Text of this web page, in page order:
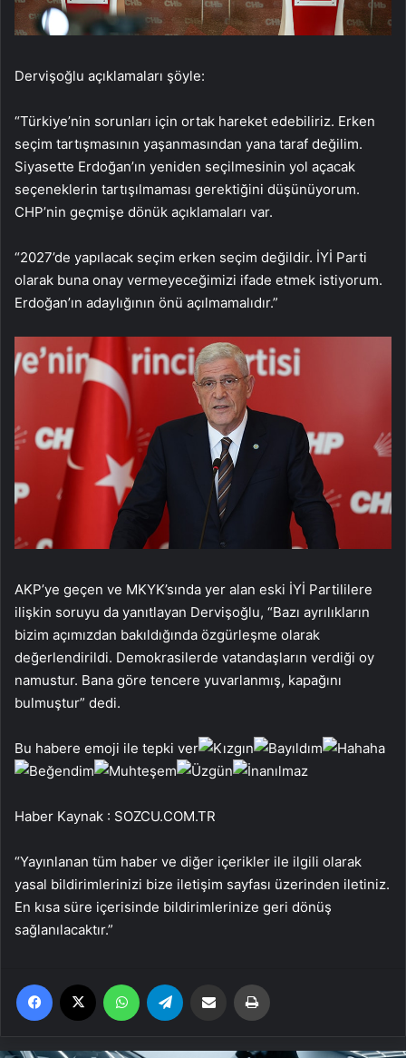
Dervişoğlu açıklamaları şöyle:
“Türkiye’nin sorunları için ortak hareket edebiliriz. Erken
seçim tartışmasının yaşanmasından yana taraf değilim.
Siyasette Erdoğan’ın yeniden seçilmesinin yol açacak
seçeneklerin tartışılmaması gerektiğini düşünüyorum.
CHP’nin geçmişe dönük açıklamaları var.
“2027’de yapılacak seçim erken seçim değildir. İYİ Parti
olarak buna onay vermeyeceğimizi ifade etmek istiyorum.
Erdoğan’ın adaylığının önü açılmamalıdır.”
AKP’ye geçen ve MKYK’sında yer alan eski İYİ Partililere
ilişkin soruyu da yanıtlayan Dervişoğlu, “Bazı ayrılıkların
bizim açımızdan bakıldığında özgürleşme olarak
değerlendirildi. Demokrasilerde vatandaşların verdiği oy
namustur. Bana göre tencere yuvarlanmış, kapağını
bulmuştur” dedi.
Bu habere emoji ile tepki ver
Haber Kaynak : SOZCU.COM.TR
“Yayınlanan tüm haber ve diğer içerikler ile ilgili olarak
yasal bildirimlerinizi bize iletişim sayfası üzerinden iletiniz.
En kısa süre içerisinde bildirimlerinize geri dönüş
sağlanılacaktır.”
Facebook WhatsApp Email'den paylaş